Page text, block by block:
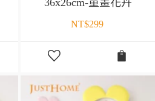
36x26cm-童畫花卉
NT$299